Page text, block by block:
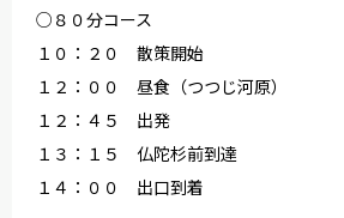
○８０分コース
１０：２０ 散策開始
１２：００ 昼食（つつじ河原）
１２：４５ 出発
１３：１５ 仏陀杉前到達
１４：００ 出口到着